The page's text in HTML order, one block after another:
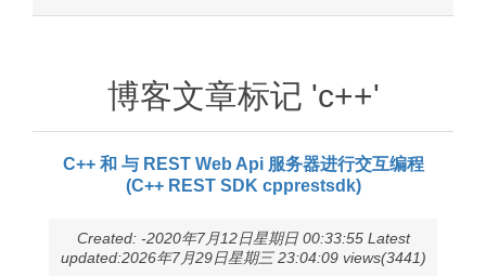
博客文章标记 'c++'
C++ 和 与 REST Web Api 服务器进行交互编程
(C++ REST SDK cpprestsdk)
Created: -2020年7月12日星期日 00:33:55 Latest
updated:2026年7月29日星期三 23:04:09 views(3441)